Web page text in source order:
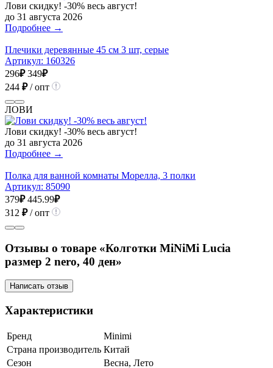
Лови скидку! -30% весь август!
до 31 августа 2026
Подробнее →
Плечики деревянные 45 см 3 шт, серые
Артикул: 160326
296₽ 349₽
244 ₽/ опт
ЛОВИ
Лови скидку! -30% весь август!
до 31 августа 2026
Подробнее →
Полка для ванной комнаты Морелла, 3 полки
Артикул: 85090
379₽ 445.99₽
312 ₽/ опт
Отзывы о товаре «Колготки MiNiMi Lucia
размер 2 nero, 40 ден»
Написать отзыв
Характеристики
Бренд
Minimi
Страна производитель Китай
Сезон
Весна, Лето